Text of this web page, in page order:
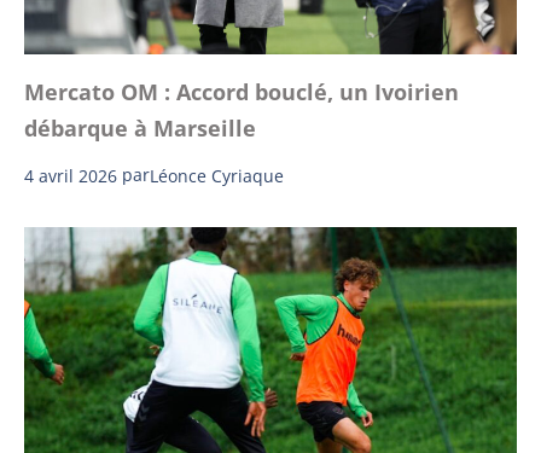
Mercato OM : Accord bouclé, un Ivoirien
débarque à Marseille
4 avril 2026 parLéonce Cyriaque